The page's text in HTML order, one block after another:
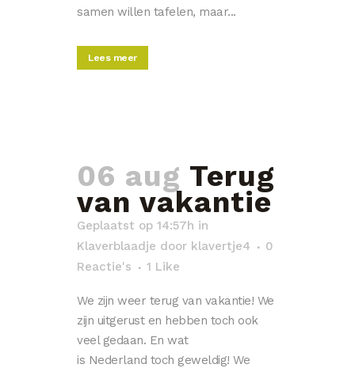
samen willen tafelen, maar...
Lees meer
06 aug Terug
van vakantie
Geplaatst op 14:57h in
Klaverblaadje door klavertje4
0
Reactie's
1 Like
We zijn weer terug van vakantie! We
zijn uitgerust en hebben toch ook
veel gedaan. En wat
is Nederland toch geweldig! We